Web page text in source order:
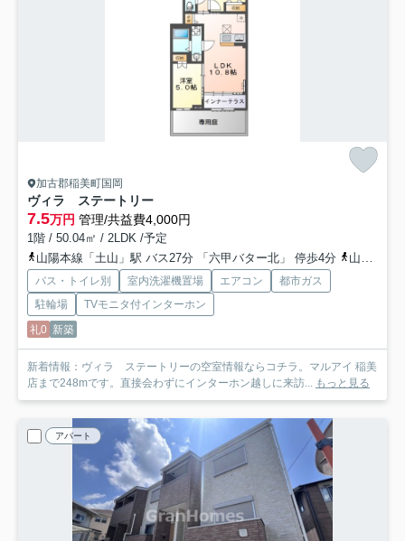
加古郡稲美町国岡
ヴィラ ステートリー
7.5万円 管理/共益費4,000円
1階 / 50.04㎡ / 2LDK /予定
山陽本線「土山」駅 バス27分 「六甲バター北」 停歩4分
山陽本線「東加古川」駅 徒歩58分
バス・トイレ別 室内洗濯機置場 エアコン
都市ガス
駐輪場
TVモニタ付インターホン
礼0 新築
新着情報：ヴィラ ステートリーの空室情報ならコチラ。マルアイ 稲美
店まで248mです。直接会わずにインターホン越しに来訪... もっと見る
アパート